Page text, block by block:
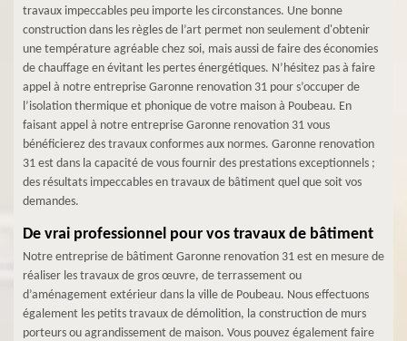
travaux impeccables peu importe les circonstances. Une bonne
construction dans les règles de l’art permet non seulement d'obtenir
une température agréable chez soi, mais aussi de faire des économies
de chauffage en évitant les pertes énergétiques. N’hésitez pas à faire
appel à notre entreprise Garonne renovation 31 pour s’occuper de
l’isolation thermique et phonique de votre maison à Poubeau. En
faisant appel à notre entreprise Garonne renovation 31 vous
bénéficierez des travaux conformes aux normes. Garonne renovation
31 est dans la capacité de vous fournir des prestations exceptionnels ;
des résultats impeccables en travaux de bâtiment quel que soit vos
demandes.
De vrai professionnel pour vos travaux de bâtiment
Notre entreprise de bâtiment Garonne renovation 31 est en mesure de
réaliser les travaux de gros œuvre, de terrassement ou
d’aménagement extérieur dans la ville de Poubeau. Nous effectuons
également les petits travaux de démolition, la construction de murs
porteurs ou agrandissement de maison. Vous pouvez également faire